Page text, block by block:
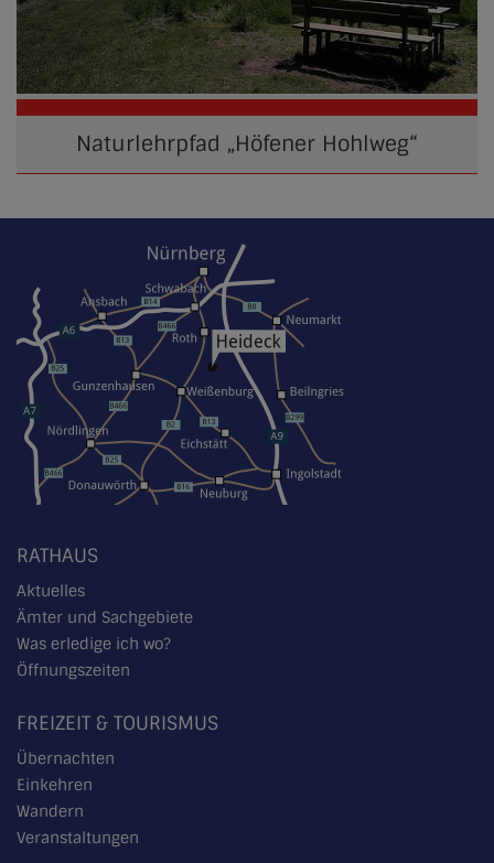
Naturlehrpfad „Höfener Hohlweg“
RATHAUS
Aktuelles
Ämter und Sachgebiete
Was erledige ich wo?
Öffnungszeiten
FREIZEIT & TOURISMUS
Übernachten
Einkehren
Wandern
Veranstaltungen